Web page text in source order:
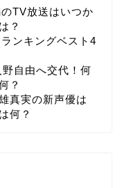
TV放送はいつか
？
ンキングベスト4
自由へ交代！何
？
真実の新声優は
何？